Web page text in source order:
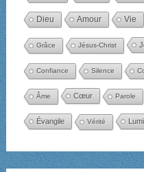
Dieu Amour Vie
Grâce Jésus-Christ
Confiance Silence
Âme Cœur Parole
Évangile Vérité